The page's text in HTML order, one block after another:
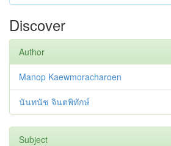
Discover
Author
Manop Kaewmoracharoen
นันทนัช จินตพิทักษ์
Subject